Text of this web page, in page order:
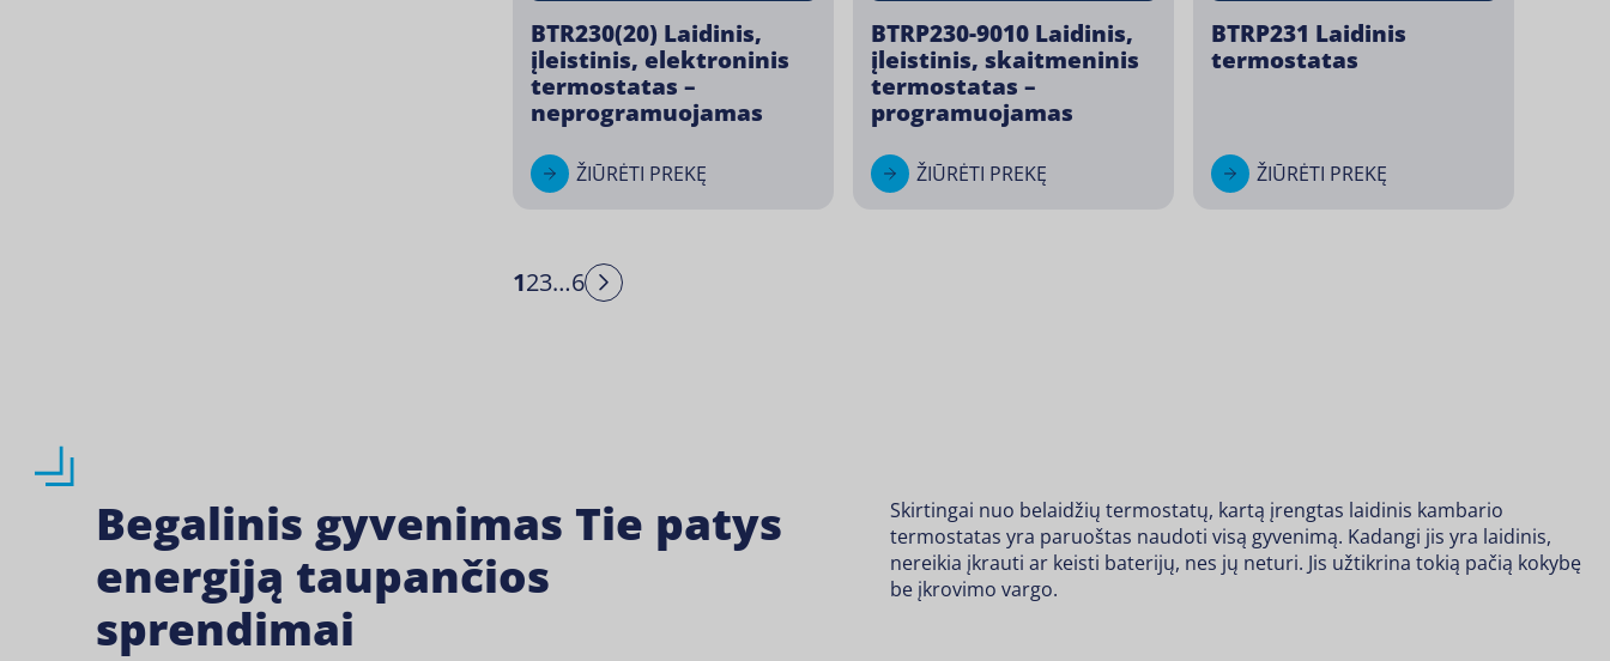
BTR230(20) Laidinis,
įleistinis, elektroninis
termostatas –
neprogramuojamas
ŽIŪRĖTI PREKĘ
BTRP230-9010 Laidinis,
įleistinis, skaitmeninis
termostatas –
programuojamas
ŽIŪRĖTI PREKĘ
BTRP231 Laidinis
termostatas
ŽIŪRĖTI PREKĘ
123…6 Next
Begalinis gyvenimas Tie patys
energiją taupančios
sprendimai
Skirtingai nuo belaidžių termostatų, kartą įrengtas laidinis kambario
termostatas yra paruoštas naudoti visą gyvenimą. Kadangi jis yra laidinis,
nereikia įkrauti ar keisti baterijų, nes jų neturi. Jis užtikrina tokią pačią kokybę
be įkrovimo vargo.